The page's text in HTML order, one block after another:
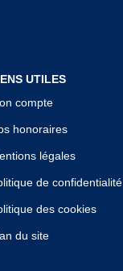
UTILES
compte
honoraires
légales
de confidentialité
des cookies
du site